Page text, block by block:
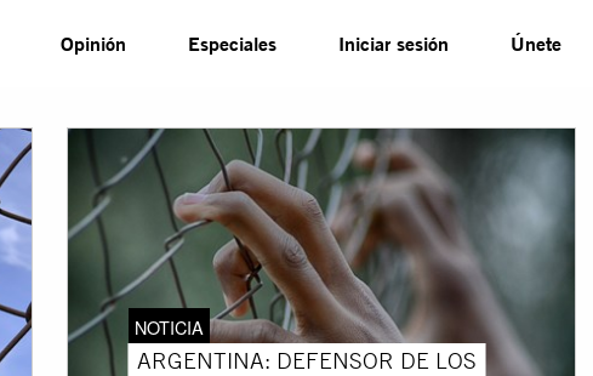
Opinión Especiales Iniciar sesión Únete
NOTICIA
ARGENTINA: DEFENSOR DE LOS